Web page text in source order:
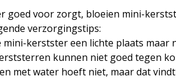
goed voor zorgt, bloeien mini-
verzorgingstips:
mini-kerstster een lichte plaats maar
kunnen niet goed tegen
met water hoeft niet, maar dat